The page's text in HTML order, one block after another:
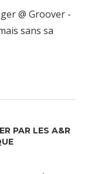
@ Groover -
sans sa
PAR LES A&R